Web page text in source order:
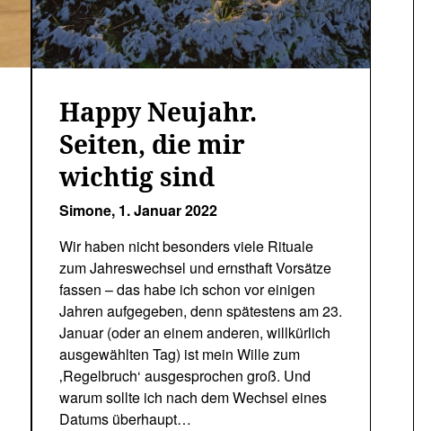
Happy Neujahr.
Seiten, die mir
wichtig sind
Simone, 1. Januar 2022
Wir haben nicht besonders viele Rituale
zum Jahreswechsel und ernsthaft Vorsätze
fassen – das habe ich schon vor einigen
Jahren aufgegeben, denn spätestens am 23.
Januar (oder an einem anderen, willkürlich
ausgewählten Tag) ist mein Wille zum
‚Regelbruch‘ ausgesprochen groß. Und
warum sollte ich nach dem Wechsel eines
Datums überhaupt…